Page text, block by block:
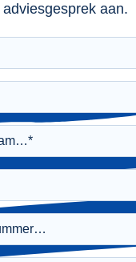
adviesgesprek aan.